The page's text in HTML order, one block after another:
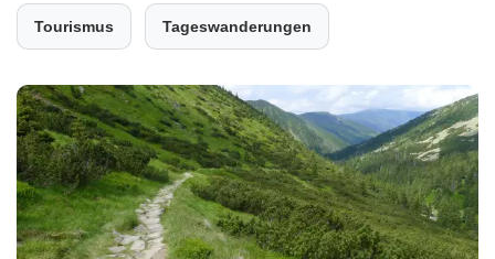
Tourismus Tageswanderungen